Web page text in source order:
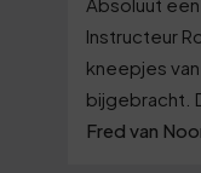
Absoluut
Instructeur
kneepjes
bijgebracht.
Fred van